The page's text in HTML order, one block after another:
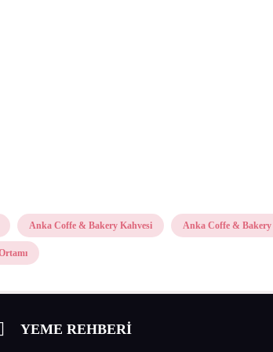
Anka Coffe & Bakery Kahvesi Anka Coffe & Bakery
YEME REHBERİ